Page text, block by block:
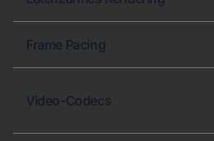
Frame Pacing
Video-Codecs